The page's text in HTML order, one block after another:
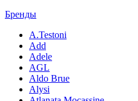
Бренды
A.Testoni
Add
Adele
AGL
Aldo Brue
Alysi